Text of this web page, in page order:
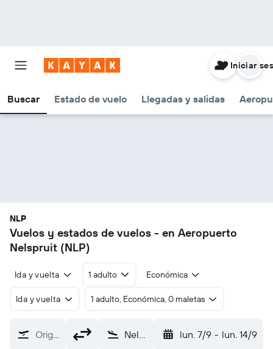
Buscar Estado de vuelo Llegadas y salidas
Iniciar
NLP
Vuelos y estados de vuelos - en Aeropuerto
Nelspruit (NLP)
Ida y vuelta 1 adulto Económica
Ida y vuelta 1 adulto, Económica, 0 maletas
Origen Nelspruit (NLP) lun. 7/9 - lun. 14/9